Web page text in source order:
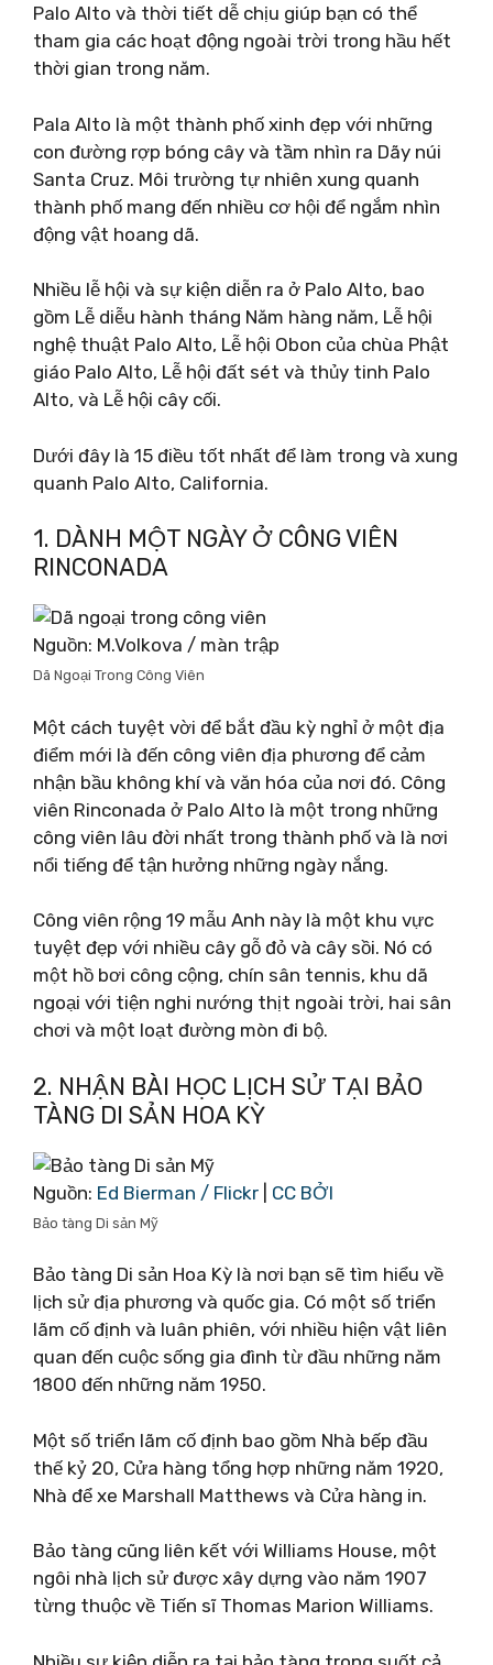
Palo Alto và thời tiết dễ chịu giúp bạn có thể
tham gia các hoạt động ngoài trời trong hầu hết
thời gian trong năm.
Pala Alto là một thành phố xinh đẹp với những
con đường rợp bóng cây và tầm nhìn ra Dãy núi
Santa Cruz. Môi trường tự nhiên xung quanh
thành phố mang đến nhiều cơ hội để ngắm nhìn
động vật hoang dã.
Nhiều lễ hội và sự kiện diễn ra ở Palo Alto, bao
gồm Lễ diễu hành tháng Năm hàng năm, Lễ hội
nghệ thuật Palo Alto, Lễ hội Obon của chùa Phật
giáo Palo Alto, Lễ hội đất sét và thủy tinh Palo
Alto, và Lễ hội cây cối.
Dưới đây là 15 điều tốt nhất để làm trong và xung
quanh Palo Alto, California.
1. DÀNH MỘT NGÀY Ở CÔNG VIÊN
RINCONADA
Nguồn: M.Volkova / màn trập
Dã Ngoại Trong Công Viên
Một cách tuyệt vời để bắt đầu kỳ nghỉ ở một địa
điểm mới là đến công viên địa phương để cảm
nhận bầu không khí và văn hóa của nơi đó. Công
viên Rinconada ở Palo Alto là một trong những
công viên lâu đời nhất trong thành phố và là nơi
nổi tiếng để tận hưởng những ngày nắng.
Công viên rộng 19 mẫu Anh này là một khu vực
tuyệt đẹp với nhiều cây gỗ đỏ và cây sồi. Nó có
một hồ bơi công cộng, chín sân tennis, khu dã
ngoại với tiện nghi nướng thịt ngoài trời, hai sân
chơi và một loạt đường mòn đi bộ.
2. NHẬN BÀI HỌC LỊCH SỬ TẠI BẢO
TÀNG DI SẢN HOA KỲ
Nguồn: Ed Bierman / Flickr CC BỞI
Bảo tàng Di sản Mỹ
Bảo tàng Di sản Hoa Kỳ là nơi bạn sẽ tìm hiểu về
lịch sử địa phương và quốc gia. Có một số triển
lãm cố định và luân phiên, với nhiều hiện vật liên
quan đến cuộc sống gia đình từ đầu những năm
1800 đến những năm 1950.
Một số triển lãm cố định bao gồm Nhà bếp đầu
thế kỷ 20, Cửa hàng tổng hợp những năm 1920,
Nhà để xe Marshall Matthews và Cửa hàng in.
Bảo tàng cũng liên kết với Williams House, một
ngôi nhà lịch sử được xây dựng vào năm 1907
từng thuộc về Tiến sĩ Thomas Marion Williams.